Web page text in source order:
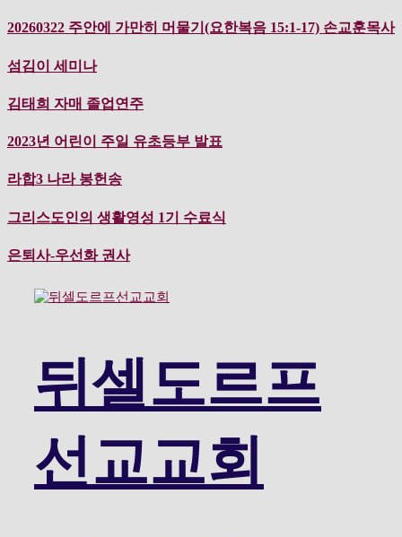
컨
츠
로
바
로
기
20260322 주안에 가만히 머물기(요한복음 15:1-17) 손교훈목사
섬김이 세미나
김태희 자매 졸업연주
2023년 어린이 주일 유초등부 발표
라합3 나라 봉헌송
그리스도인의 생활영성 1기 수료식
은퇴사-우선화 권사
뒤셀도르프
선교교회